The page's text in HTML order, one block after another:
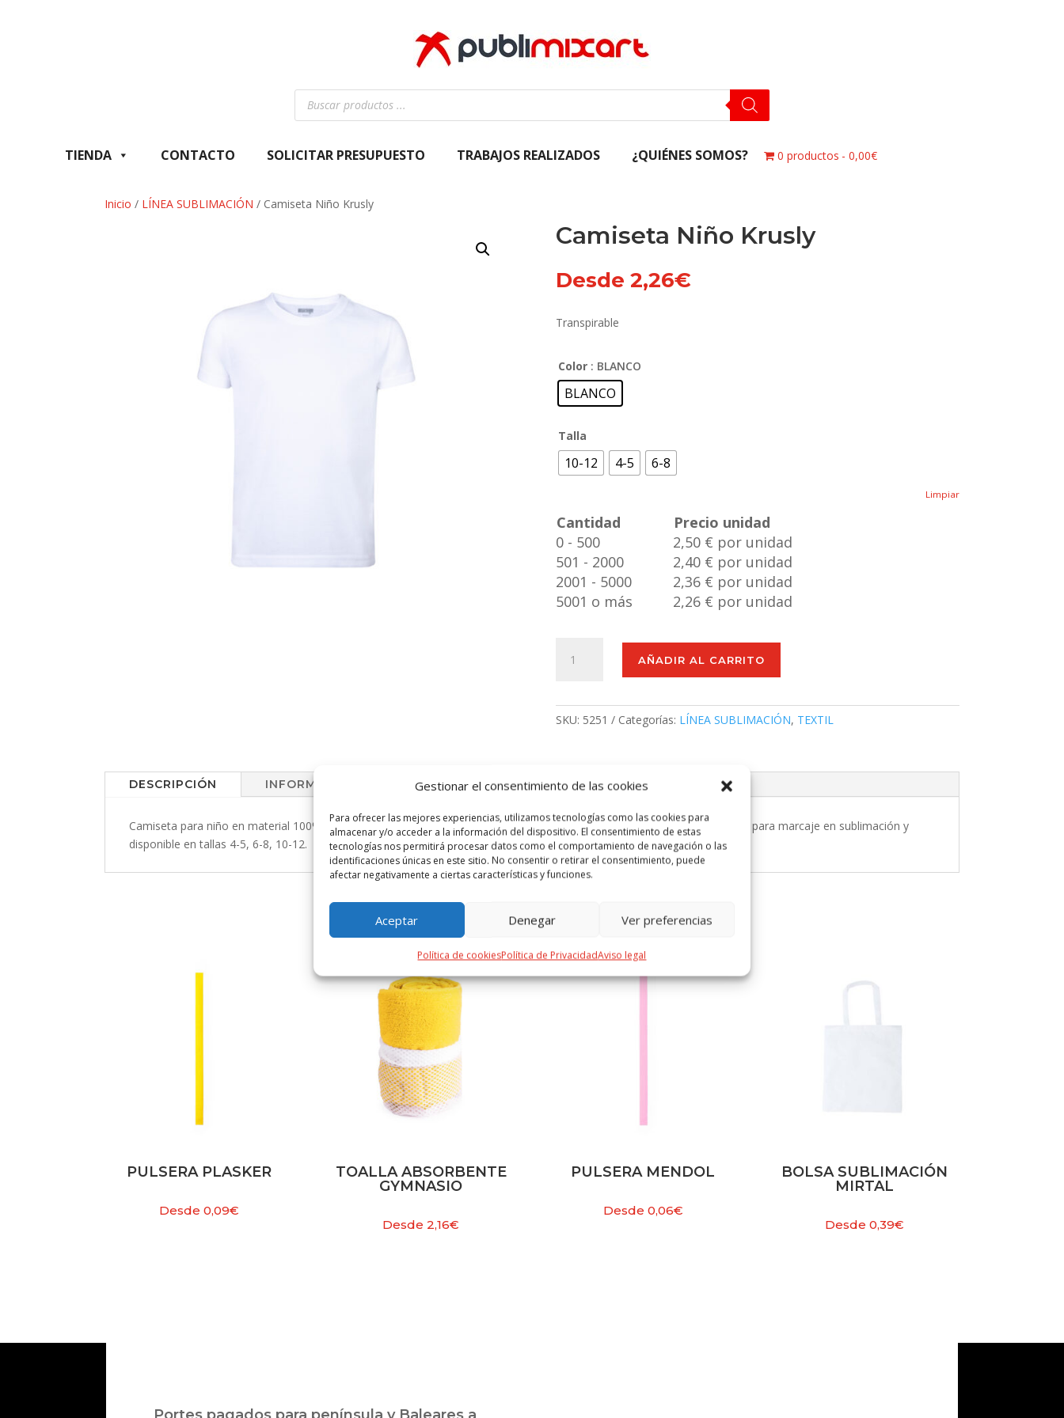
Gestionar el consentimiento de las cookies
Para ofrecer las mejores experiencias, utilizamos tecnologías como las cookies para
almacenar y/o acceder a la información del dispositivo. El consentimiento de estas
tecnologías nos permitirá procesar datos como el comportamiento de navegación o las
identificaciones únicas en este sitio. No consentir o retirar el consentimiento, puede
afectar negativamente a ciertas características y funciones.
Aceptar Denegar Ver preferencias
Política de cookiesPolítica de PrivacidadAviso legal
Búsqueda
productos
TIENDA CONTACTO SOLICITAR PRESUPUESTO TRABAJOS REALIZADOS ¿QUIÉNES SOMOS? 0 productos 0,00€
Inicio / LÍNEA SUBLIMACIÓN / Camiseta Niño Krusly
Camiseta Niño Krusly
Desde 2,26€
Transpirable
Color : BLANCO
BLANCO
Talla
10-12 4-5 6-8
Limpiar
Cantidad
Precio unidad
0 - 500
2,50 € por unidad
501 - 2000
2,40 € por unidad
2001 - 5000
2,36 € por unidad
5001 o más
2,26 € por unidad
Niño
AÑADIR AL CARRITO
SKU: 5251 Categorías: LÍNEA SUBLIMACIÓN, TEXTIL
DESCRIPCIÓN INFORMACIÓN ADICIONAL VALORACIONES (0)
Camiseta para niño en material 100% poliéster transpirable de 140g/m2 con textura de algodón. Especialmente diseñada para marcaje en sublimación y
disponible en tallas 4-5, 6-8, 10-12.
PRODUCTOS RELACIONADOS
PULSERA PLASKER
Desde0,09€
TOALLA ABSORBENTE
GYMNASIO
Desde2,16€
PULSERA MENDOL
Desde 0,06€
BOLSA SUBLIMACIÓN
MIRTAL
Desde0,39€